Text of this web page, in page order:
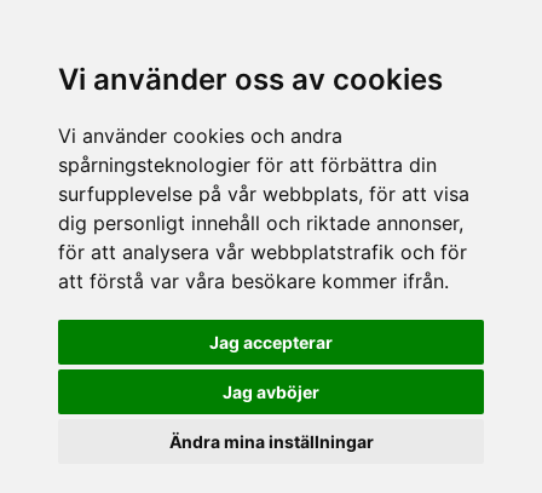
Vi använder oss av cookies
Vi använder cookies och andra
spårningsteknologier för att förbättra din
surfupplevelse på vår webbplats, för att visa
dig personligt innehåll och riktade annonser,
för att analysera vår webbplatstrafik och för
att förstå var våra besökare kommer ifrån.
Jag accepterar
Jag avböjer
Ändra mina inställningar